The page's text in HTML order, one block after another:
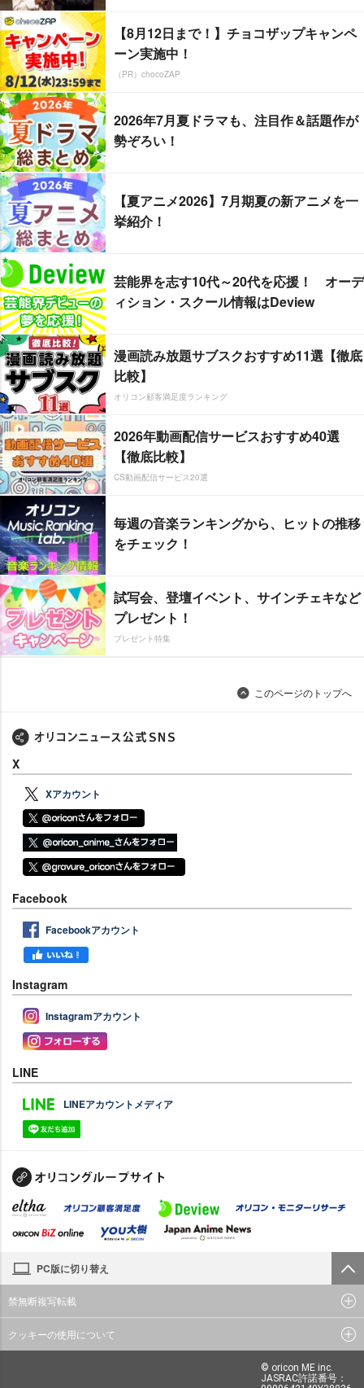
【8月12日まで！】チョコザップキャンペ
ーン実施中！
（PR）chocoZAP
2026年7月夏ドラマも、注目作＆話題作が
勢ぞろい！
【夏アニメ2026】7月期夏の新アニメを一
挙紹介！
芸能界を志す10代～20代を応援！ オーデ
ィション・スクール情報はDeview
漫画読み放題サブスクおすすめ11選【徹底
比較】
オリコン顧客満足度ランキング
2026年動画配信サービスおすすめ40選
【徹底比較】
CS動画配信サービス20選
毎週の音楽ランキングから、ヒットの推移
をチェック！
試写会、登壇イベント、サインチェキなど
プレゼント！
プレゼント特集
このページのトップへ
X
Xアカウント
Facebook
Facebookアカウント
Instagram
Instagramアカウント
LINE
LINEアカウントメディア
PC版に切り替え
禁無断複写転載
クッキーの使用について
© oricon ME inc.
JASRAC許諾番号：